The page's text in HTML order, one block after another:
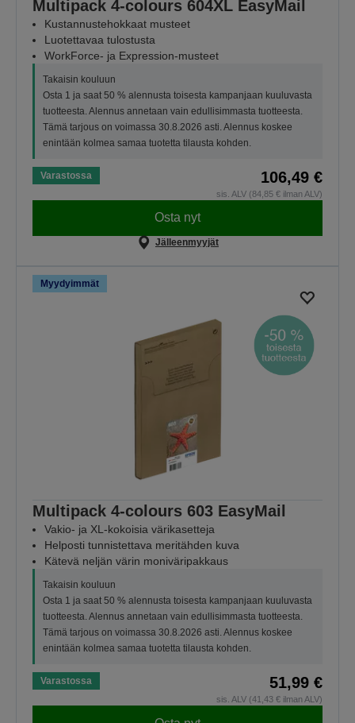
Multipack 4-colours 604XL EasyMail
Kustannustehokkaat musteet
Luotettavaa tulostusta
WorkForce- ja Expression-musteet
Takaisin kouluun
Osta 1 ja saat 50 % alennusta toisesta kampanjaan kuuluvasta
tuotteesta. Alennus annetaan vain edullisimmasta tuotteesta.
Tämä tarjous on voimassa 30.8.2026 asti. Alennus koskee
enintään kolmea samaa tuotetta tilausta kohden.
Varastossa 106,49 €
sis. ALV (84,85 € ilman ALV)
Osta nyt
Jälleenmyyjät
Myydyimmät
Multipack 4-colours 603 EasyMail
Vakio- ja XL-kokoisia värikasetteja
Helposti tunnistettava meritähden kuva
Kätevä neljän värin moniväripakkaus
Takaisin kouluun
Osta 1 ja saat 50 % alennusta toisesta kampanjaan kuuluvasta
tuotteesta. Alennus annetaan vain edullisimmasta tuotteesta.
Tämä tarjous on voimassa 30.8.2026 asti. Alennus koskee
enintään kolmea samaa tuotetta tilausta kohden.
Varastossa 51,99 €
sis. ALV (41,43 € ilman ALV)